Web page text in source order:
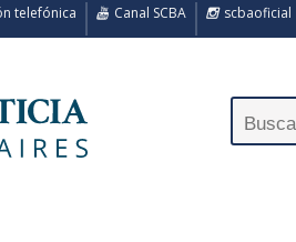
scbaoficial
Canal SCBA
telefónica